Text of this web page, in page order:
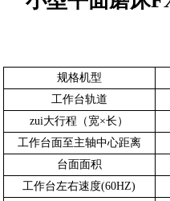
规格机型
工作台轨道
zui大行程（宽×长）
工作台面至主轴中心距离
台面面积
工作台左右速度(60HZ)